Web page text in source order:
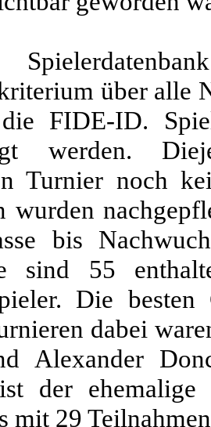
über alle
FIDE-ID.
werden.
Turnier noch
wurden
bis
sind 55
Die
dabei
Alexander
der ehemalige
mit 29